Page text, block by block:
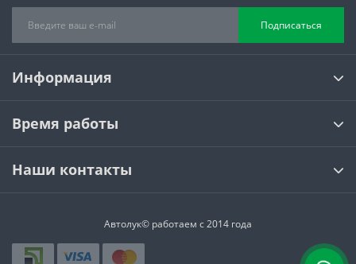
Подписаться
Информация
Время работы
Наши контакты
Автолук© работаем с 2014 года